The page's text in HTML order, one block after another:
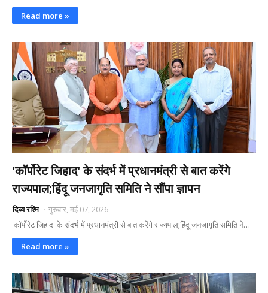
Read more »
'कॉर्पोरेट जिहाद' के संदर्भ में प्रधानमंत्री से बात करेंगे
राज्यपाल;हिंदू जनजागृति समिति ने सौंपा ज्ञापन
दिव्य रश्मि
गुरुवार, मई 07, 2026
'कॉर्पोरेट जिहाद' के संदर्भ में प्रधानमंत्री से बात करेंगे राज्यपाल;हिंदू जनजागृति समिति ने…
Read more »